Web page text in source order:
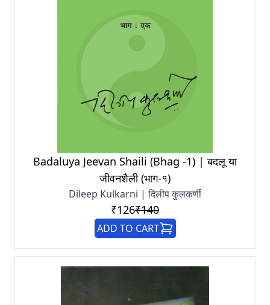
Badaluya Jeevan Shaili (Bhag -1) | बदलू या
जीवनशैली (भाग-१)
Dileep Kulkarni | दिलीप कुलकर्णी
₹126₹140
ADD TO CART